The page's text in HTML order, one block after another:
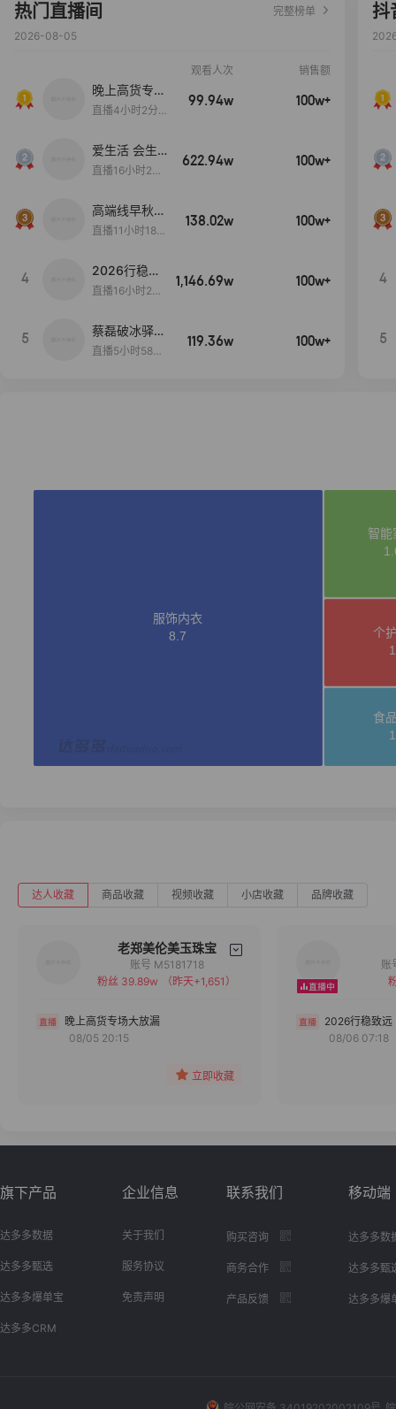
热门直播间
完整榜单
2026-08-05
观看人次 销售额
晚上高货专场
大放漏
直播4小时2分5
99.94w 100w+
爱生活 会生
活
直播16小时24
622.94w 100w+
高端线早秋现
货首发
直播11小时18分
138.02w 100w+
4
2026行稳致
远
直播16小时20
1,146.69w 100w+
5
蔡磊破冰驿站
直播间好物分
直播5小时58分
119.36w 100w+
抖
4
5
达人收藏 商品收藏 视频收藏 小店收藏 品牌收藏
老郑美伦美玉珠宝
备注
分组
账号 M5181718
粉丝 39.89w
（昨天+1,651）
晚上高货专场大放漏
08/05 20:15
立即收藏
2026行稳致远
08/06 07:18
旗下产品
达多多数据
达多多甄选
达多多爆单宝
达多多CRM
企业信息
关于我们
服务协议
免责声明
联系我们
购买咨询
商务合作
产品反馈
移动端
达多多数
达多多甄
达多多爆